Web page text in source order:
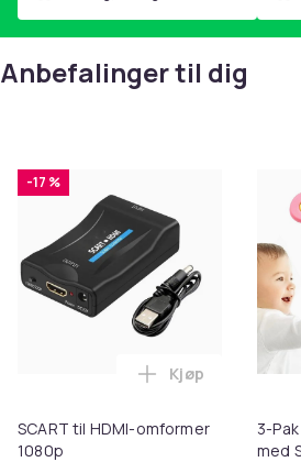
Anbefalinger til dig
-17 %
SCART til HDMI-omformer
1080p
Legg SCART til
Kjøp
3-
med